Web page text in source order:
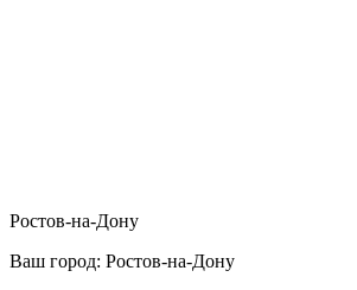
Ростов-на-Дону
Ваш город: Ростов-на-Дону